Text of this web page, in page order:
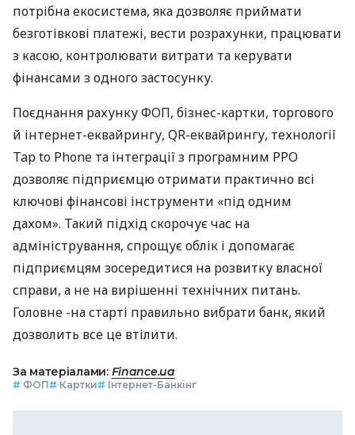
потрібна екосистема, яка дозволяє приймати
безготівкові платежі, вести розрахунки, працювати
з касою, контролювати витрати та керувати
фінансами з одного застосунку.
Поєднання рахунку ФОП, бізнес-картки, торгового
й інтернет-еквайрингу, QR-еквайрингу, технології
Tap to Phone та інтеграції з програмним РРО
дозволяє підприємцю отримати практично всі
ключові фінансові інструменти «під одним
дахом». Такий підхід скорочує час на
адміністрування, спрощує облік і допомагає
підприємцям зосередитися на розвитку власної
справи, а не на вирішенні технічних питань.
Головне -на старті правильно вибрати банк, який
дозволить все це втілити.
За матеріалами: Finance.ua
# ФОП# Картки# Інтернет-Банкінг